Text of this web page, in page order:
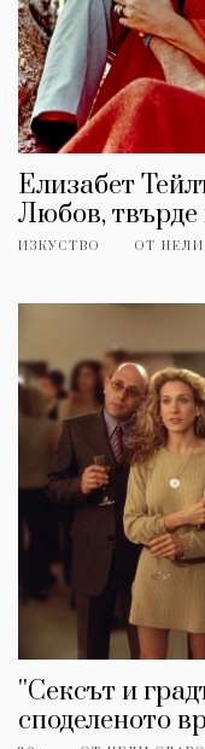
Елизабет
Любов, твърде
ИЗКУСТВО ОТ НЕЛИ
''Сексът и
споделеното